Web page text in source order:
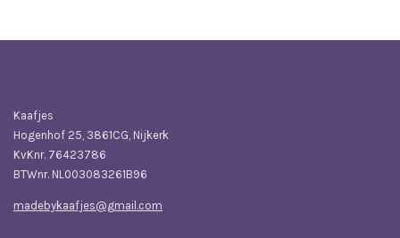
Kaafjes
Hogenhof 25, 3861CG, Nijkerk
KvKnr. 76423786
BTWnr. NL003083261B96
madebykaafjes@gmail.com